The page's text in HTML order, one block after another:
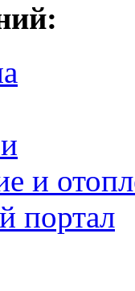
и
портал